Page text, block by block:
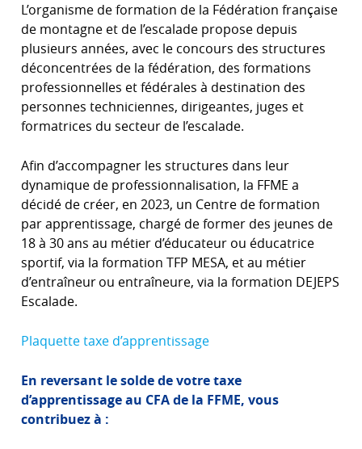
L’organisme de formation de la Fédération française
de montagne et de l’escalade propose depuis
plusieurs années, avec le concours des structures
déconcentrées de la fédération, des formations
professionnelles et fédérales à destination des
personnes techniciennes, dirigeantes, juges et
formatrices du secteur de l’escalade.
Afin d’accompagner les structures dans leur
dynamique de professionnalisation, la FFME a
décidé de créer, en 2023, un Centre de formation
par apprentissage, chargé de former des jeunes de
18 à 30 ans au métier d’éducateur ou éducatrice
sportif, via la formation TFP MESA, et au métier
d’entraîneur ou entraîneure, via la formation DEJEPS
Escalade.
Plaquette taxe d’apprentissage
En reversant le solde de votre taxe
d’apprentissage au CFA de la FFME, vous
contribuez à :